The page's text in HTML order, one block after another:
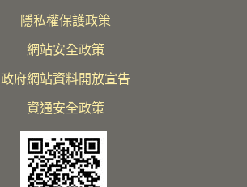
隱私權保護政策
網站安全政策
政府網站資料開放宣告
資通安全政策